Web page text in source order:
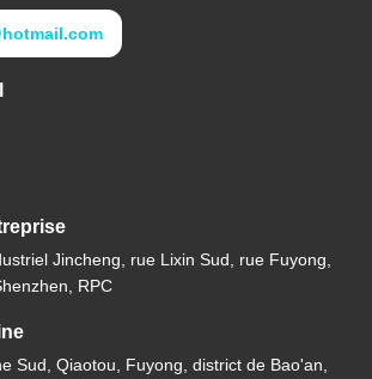
Jincheng, rue Lixin Sud, rue Fuyong,
RPC
Sud, Qiaotou, Fuyong, district de Bao'an,